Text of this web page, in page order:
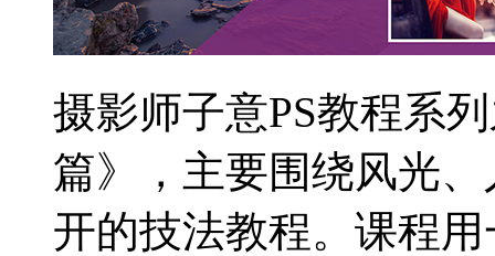
摄影师子意PS教程系
篇》，主要围绕风光
开的技法教程。课程